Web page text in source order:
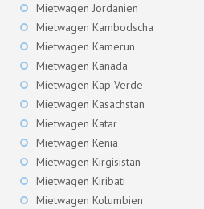
Mietwagen Jordanien
Mietwagen Kambodscha
Mietwagen Kamerun
Mietwagen Kanada
Mietwagen Kap Verde
Mietwagen Kasachstan
Mietwagen Katar
Mietwagen Kenia
Mietwagen Kirgisistan
Mietwagen Kiribati
Mietwagen Kolumbien